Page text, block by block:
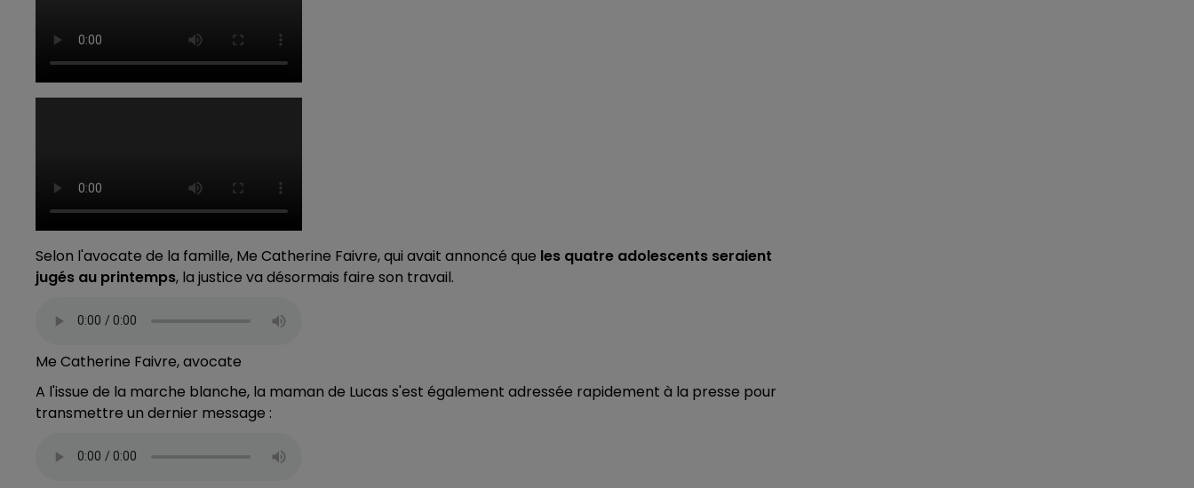
Selon l'avocate de la famille, Me Catherine Faivre, qui avait annoncé que les quatre adolescents seraient
jugés au printemps, la justice va désormais faire son travail.
Me Catherine Faivre, avocate
A l'issue de la marche blanche, la maman de Lucas s'est également adressée rapidement à la presse pour
transmettre un dernier message :